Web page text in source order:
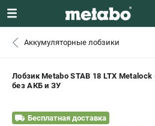
САНКТ-ПЕТЕРБУРГ
0 ₽
Аккумуляторные лобзики
Лобзик Metabo STAB 18 LTX
без АКБ и ЗУ
Бесплатная доставка